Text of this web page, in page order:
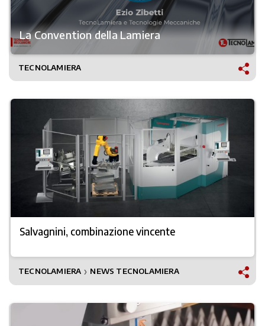
La Convention della Lamiera
TECNOLAMIERA
Salvagnini, combinazione vincente
TECNOLAMIERA ❯ NEWS TECNOLAMIERA